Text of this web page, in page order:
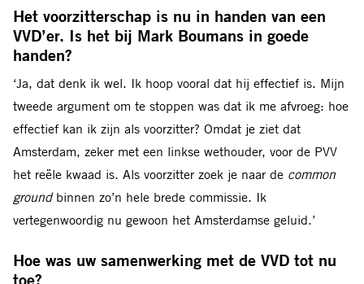
Het voorzitterschap is nu in handen van een
VVD’er. Is het bij Mark Boumans in goede
handen?
‘Ja, dat denk ik wel. Ik hoop vooral dat hij effectief is. Mijn
tweede argument om te stoppen was dat ik me afvroeg: hoe
effectief kan ik zijn als voorzitter? Omdat je ziet dat
Amsterdam, zeker met een linkse wethouder, voor de PVV
het reële kwaad is. Als voorzitter zoek je naar de common
groundbinnen zo’n hele brede commissie. Ik
vertegenwoordig nu gewoon het Amsterdamse geluid.’
Hoe was uw samenwerking met de VVD tot nu
toe?